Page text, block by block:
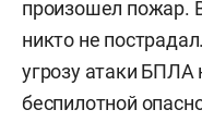
произошел пожар.
никто не
угрозу атаки БПЛА
беспилотной